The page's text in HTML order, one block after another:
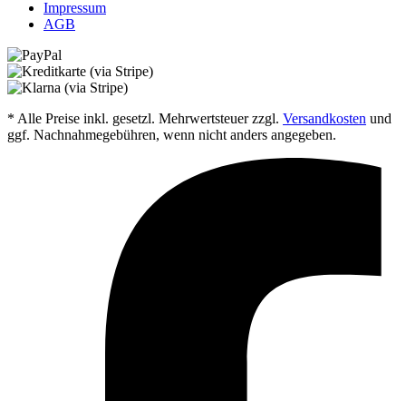
Impressum
AGB
* Alle Preise inkl. gesetzl. Mehrwertsteuer zzgl. Versandkosten und
ggf. Nachnahmegebühren, wenn nicht anders angegeben.